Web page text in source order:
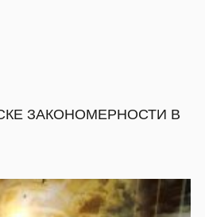
ЗАКОНОМЕРНОСТИ В